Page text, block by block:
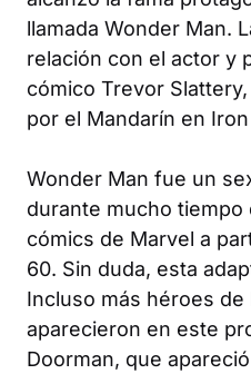
llamada Wonder Man.
relación con el actor y
cómico Trevor
por el Mandarín en
Wonder Man fue un
durante mucho tiempo
cómics de Marvel a
60. Sin duda, esta
Incluso más héroes
aparecieron en este
Doorman, que